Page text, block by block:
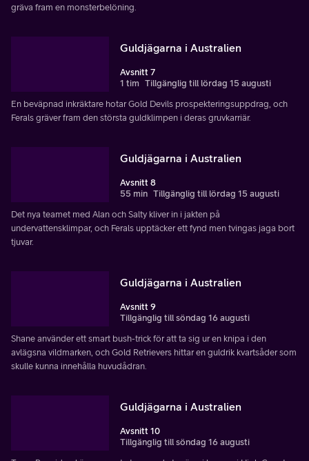
gräva fram en monsterbelöning.
Guldjägarna i Australien
Avsnitt 7
1 tim Tillgänglig till lördag 15 augusti
En beväpnad inkräktare hotar Gold Devils prospekteringsuppdrag, och
Ferals gräver fram den största guldklimpen i deras gruvkarriär.
Guldjägarna i Australien
Avsnitt 8
55 min Tillgänglig till lördag 15 augusti
Det nya teamet med Alan och Salty kliver in i jakten på
undervattensklimpar, och Ferals upptäcker ett fynd men tvingas jaga bort
tjuvar.
Guldjägarna i Australien
Avsnitt 9
Tillgänglig till söndag 16 augusti
Shane använder ett smart bush-trick för att ta sig ur en knipa i den
avlägsna vildmarken, och Gold Retrievers hittar en guldrik kvartsåder som
skulle kunna innehålla huvudådran.
Guldjägarna i Australien
Avsnitt 10
Tillgänglig till söndag 16 augusti